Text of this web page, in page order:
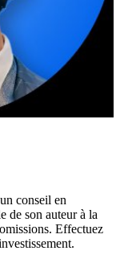
conseil en
de son auteur à la
Effectuez